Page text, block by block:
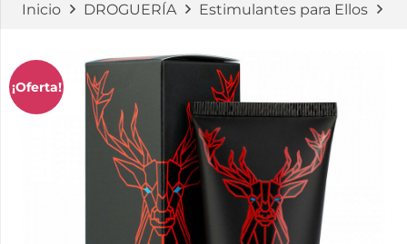
Inicio DROGUERÍA Estimulantes para Ellos
¡Oferta!